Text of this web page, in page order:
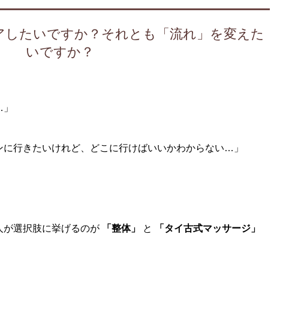
たいですか？それとも「流れ」を変えた
いですか？
に行きたいけれど、どこに行けばいいかわからない…」
選択肢に挙げるのが 「整体」 と 「タイ古式マッサージ」